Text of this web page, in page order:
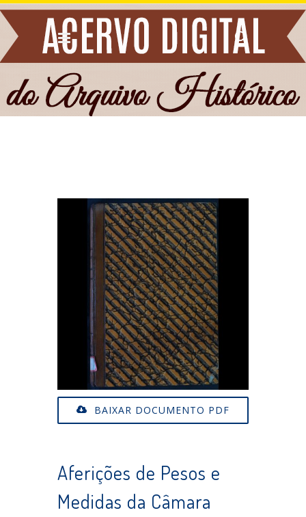
BAIXAR DOCUMENTO PDF
Aferições de Pesos e
Medidas da Câmara